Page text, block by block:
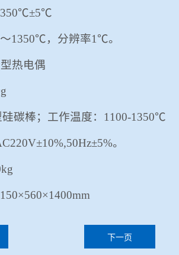
1350℃，分辨率1℃。
热电偶
硅碳棒；工作温度： 1100-1350℃
。
kg
×560×1400mm
下一页